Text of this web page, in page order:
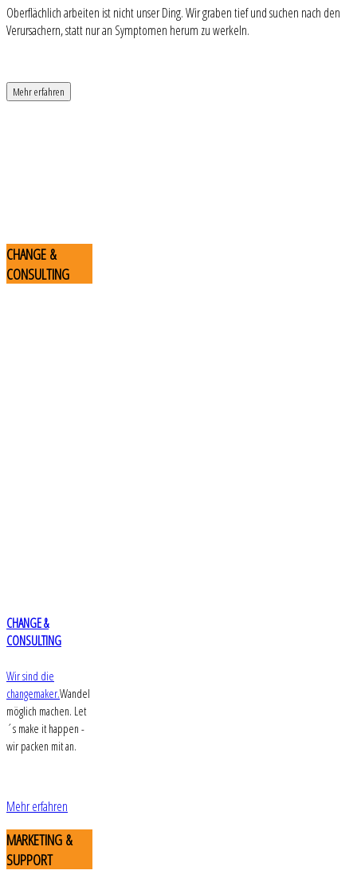
Oberflächlich arbeiten ist nicht unser Ding. Wir graben tief und suchen nach den
Verursachern, statt nur an Symptomen herum zu werkeln.
Mehr erfahren
CHANGE &
CONSULTING
CHANGE &
CONSULTING
Wir sind die
changemaker.Wandel
möglich machen. Let
´s make it happen -
wir packen mit an.
Mehr erfahren
MARKETING &
SUPPORT